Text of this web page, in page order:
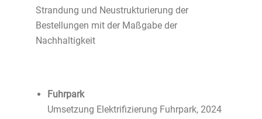
Strandung und Neustrukturierung der
Bestellungen mit der Maßgabe der
Nachhaltigkeit
Fuhrpark
Umsetzung Elektrifizierung Fuhrpark, 2024